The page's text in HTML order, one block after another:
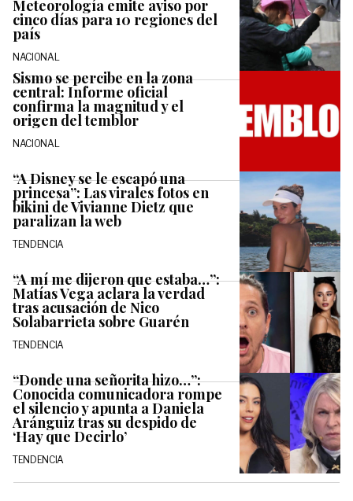
Meteorología emite aviso por
cinco días para 10 regiones del
país
NACIONAL
Sismo se percibe en la zona
central: Informe oficial
confirma la magnitud y el
origen del temblor
NACIONAL
“A Disney se le escapó una
princesa”: Las virales fotos en
bikini de Vivianne Dietz que
paralizan la web
TENDENCIA
“A mí me dijeron que estaba…”:
Matías Vega aclara la verdad
tras acusación de Nico
Solabarrieta sobre Guarén
TENDENCIA
“Donde una señorita hizo…”:
Conocida comunicadora rompe
el silencio y apunta a Daniela
Aránguiz tras su despido de
‘Hay que Decirlo’
TENDENCIA